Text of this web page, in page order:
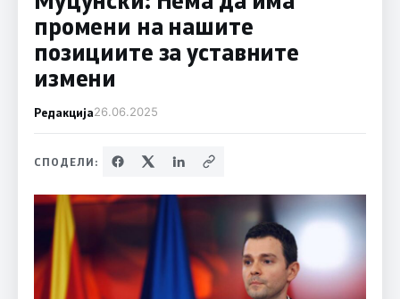
промени на нашите
позициите за уставните
измени
Редакција26.06.2025
СПОДЕЛИ: